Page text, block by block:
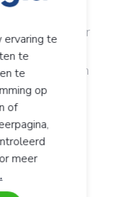
voor de
eerder
de markt
dus geboden
ervaring te
te
te
op
of
meer